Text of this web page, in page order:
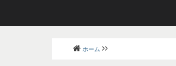
ホーム